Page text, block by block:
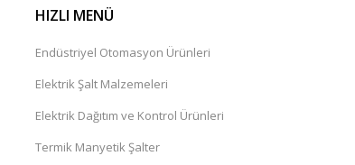
HIZLI MENÜ
Endüstriyel Otomasyon Ürünleri
Elektrik Şalt Malzemeleri
Elektrik Dağıtım ve Kontrol Ürünleri
Termik Manyetik Şalter